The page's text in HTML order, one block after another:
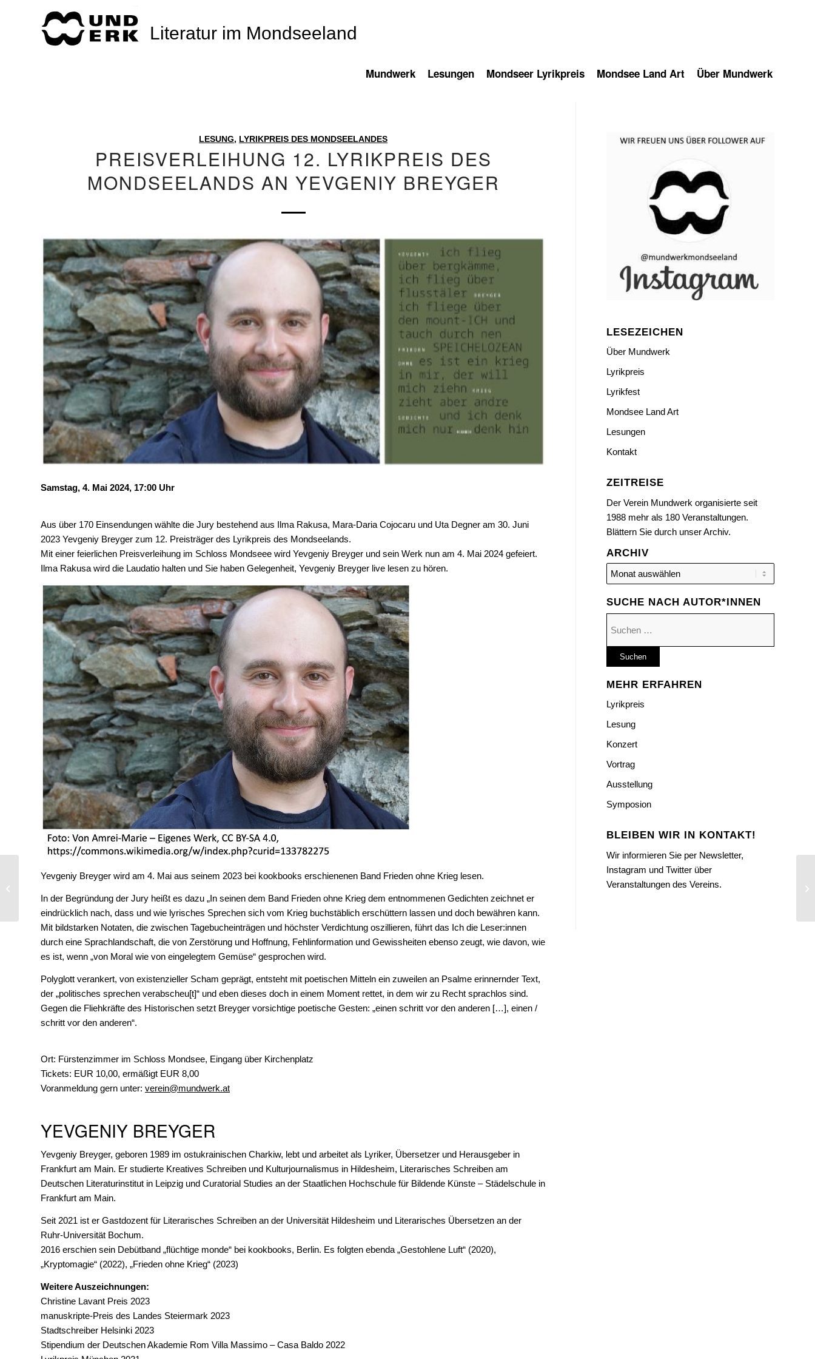
Literatur im Mondseeland
Mundwerk Lesungen Mondseer Lyrikpreis Mondsee Land Art Über Mundwerk
LESUNG, LYRIKPREIS DES MONDSEELANDES
PREISVERLEIHUNG 12. LYRIKPREIS DES
MONDSEELANDS AN YEVGENIY BREYGER
Samstag, 4. Mai 2024, 17:00 Uhr
Aus über 170 Einsendungen wählte die Jury bestehend aus Ilma Rakusa, Mara-Daria Cojocaru und Uta Degner am 30. Juni
2023 Yevgeniy Breyger zum 12. Preisträger des Lyrikpreis des Mondseelands.
Mit einer feierlichen Preisverleihung im Schloss Mondseee wird Yevgeniy Breyger und sein Werk nun am 4. Mai 2024 gefeiert.
Ilma Rakusa wird die Laudatio halten und Sie haben Gelegenheit, Yevgeniy Breyger live lesen zu hören.
Yevgeniy Breyger wird am 4. Mai aus seinem 2023 bei kookbooks erschienenen Band Frieden ohne Krieg lesen.
In der Begründung der Jury heißt es dazu „In seinen dem Band Frieden ohne Krieg dem entnommenen Gedichten zeichnet er
eindrücklich nach, dass und wie lyrisches Sprechen sich vom Krieg buchstäblich erschüttern lassen und doch bewähren kann.
Mit bildstarken Notaten, die zwischen Tagebucheinträgen und höchster Verdichtung oszillieren, führt das Ich die Leser:innen
durch eine Sprachlandschaft, die von Zerstörung und Hoffnung, Fehlinformation und Gewissheiten ebenso zeugt, wie davon, wie
es ist, wenn „von Moral wie von eingelegtem Gemüse“ gesprochen wird.
Polyglott verankert, von existenzieller Scham geprägt, entsteht mit poetischen Mitteln ein zuweilen an Psalme erinnernder Text,
der „politisches sprechen verabscheu[t]“ und eben dieses doch in einem Moment rettet, in dem wir zu Recht sprachlos sind.
Gegen die Fliehkräfte des Historischen setzt Breyger vorsichtige poetische Gesten: „einen schritt vor den anderen […], einen /
schritt vor den anderen“.
Ort: Fürstenzimmer im Schloss Mondsee, Eingang über Kirchenplatz
Tickets: EUR 10,00, ermäßigt EUR 8,00
Voranmeldung gern unter: verein@mundwerk.at
YEVGENIY BREYGER
Yevgeniy Breyger, geboren 1989 im ostukrainischen Charkiw, lebt und arbeitet als Lyriker, Übersetzer und Herausgeber in
Frankfurt am Main. Er studierte Kreatives Schreiben und Kulturjournalismus in Hildesheim, Literarisches Schreiben am
Deutschen Literaturinstitut in Leipzig und Curatorial Studies an der Staatlichen Hochschule für Bildende Künste – Städelschule in
Frankfurt am Main.
Seit 2021 ist er Gastdozent für Literarisches Schreiben an der Universität Hildesheim und Literarisches Übersetzen an der
Ruhr-Universität Bochum.
2016 erschien sein Debütband „flüchtige monde“ bei kookbooks, Berlin. Es folgten ebenda „Gestohlene Luft“ (2020),
„Kryptomagie“ (2022), „Frieden ohne Krieg“ (2023)
Weitere Auszeichnungen:
Christine Lavant Preis 2023
manuskripte-Preis des Landes Steiermark 2023
Stadtschreiber Helsinki 2023
Stipendium der Deutschen Akademie Rom Villa Massimo – Casa Baldo 2022
LESEZEICHEN
Über Mundwerk
Lyrikpreis
Lyrikfest
Mondsee Land Art
Lesungen
Kontakt
ZEITREISE
Der Verein Mundwerk organisierte seit
1988 mehr als 180 Veranstaltungen.
Blättern Sie durch unser Archiv.
ARCHIV
SUCHE NACH AUTOR*INNEN
MEHR ERFAHREN
Lyrikpreis
Lesung
Konzert
Vortrag
Ausstellung
Symposion
BLEIBEN WIR IN KONTAKT!
Wir informieren Sie per Newsletter,
Instagram und Twitter über
Veranstaltungen des Vereins.
Neues Mondsee Land
Bachmann